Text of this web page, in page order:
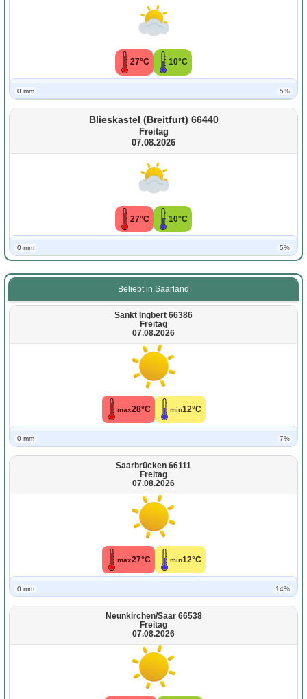
27°C 10°C
0 mm 5%
Blieskastel (Breitfurt) 66440
Freitag
07.08.2026
27°C 10°C
0 mm 5%
Beliebt in Saarland
Sankt Ingbert 66386
Freitag
07.08.2026
max28°C min12°C
0 mm 7%
Saarbrücken 66111
Freitag
07.08.2026
max27°C min12°C
0 mm 14%
Neunkirchen/Saar 66538
Freitag
07.08.2026